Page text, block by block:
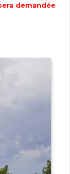
demandée